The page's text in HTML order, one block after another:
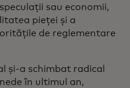
sau economii,
pieței și a
de reglementare
și-a schimbat radical
în ultimul an,